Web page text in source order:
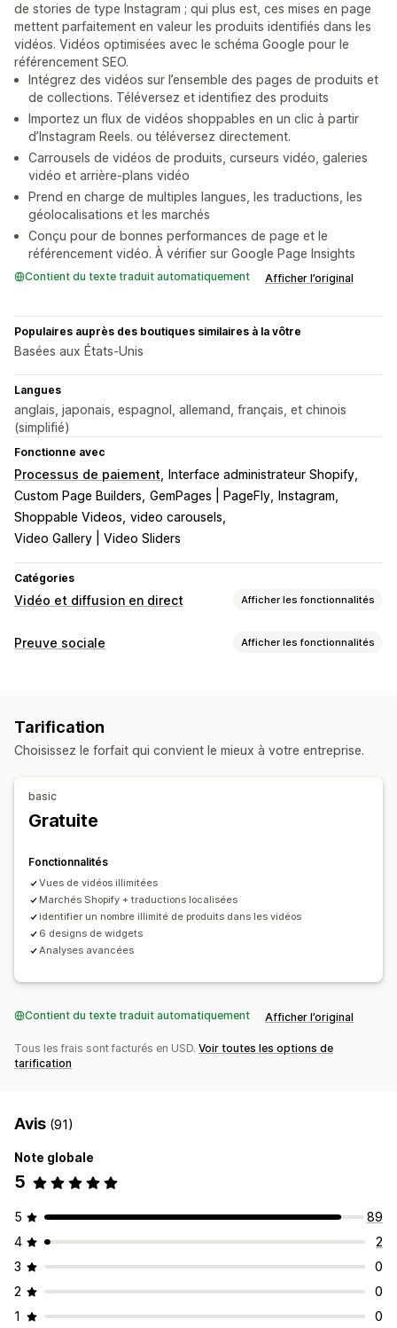
de stories de type Instagram ; qui plus est, ces mises en page
mettent parfaitement en valeur les produits identifiés dans les
vidéos. Vidéos optimisées avec le schéma Google pour le
référencement SEO.
Intégrez des vidéos sur l’ensemble des pages de produits et
de collections. Téléversez et identifiez des produits
Importez un flux de vidéos shoppables en un clic à partir
d’Instagram Reels. ou téléversez directement.
Carrousels de vidéos de produits, curseurs vidéo, galeries
vidéo et arrière-plans vidéo
Prend en charge de multiples langues, les traductions, les
géolocalisations et les marchés
Conçu pour de bonnes performances de page et le
référencement vidéo. À vérifier sur Google Page Insights
Contient du texte traduit automatiquement Afficher l’original
Populaires auprès des boutiques similaires à la vôtre
Basées aux États-Unis
Langues
anglais, japonais, espagnol, allemand, français, et chinois
(simplifié)
Fonctionne avec
Processus de paiement
Interface administrateur Shopify
Custom Page Builders GemPages | PageFly
Instagram
Shoppable Videos video carousels
Video Gallery | Video Sliders
Catégories
Vidéo et diffusion en direct Afficher les fonctionnalités
Gestion des vidéos
Personnalisation
URL personnalisée
Pop-ups
Carrousels
Preuve sociale Afficher les fonctionnalités
Suivi de l’engagement
Tarification
Choisissez le forfait qui convient le mieux à votre entreprise.
basic
Gratuite
Fonctionnalités
Vues de vidéos illimitées
Marchés Shopify + traductions localisées
identifier un nombre illimité de produits dans les vidéos
6 designs de widgets
Analyses avancées
Contient du texte traduit automatiquement Afficher l’original
Tous les frais sont facturés en USD. Voir toutes les options de
tarification
Avis (91)
Note globale
5
5
89
4
2
3
0
2
0
1
0